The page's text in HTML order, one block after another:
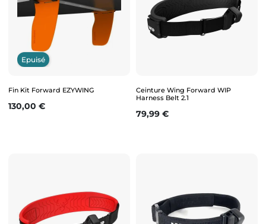
Epuisé
Fin Kit Forward EZYWING
Prix
130,00 €
Ceinture Wing Forward WIP
Harness Belt 2.1
Prix
79,99 €